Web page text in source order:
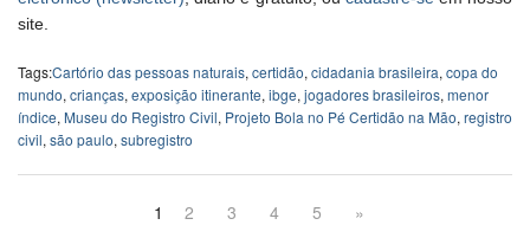
site.
Tags:Cartório das pessoas naturais, certidão, cidadania brasileira, copa do
mundo, crianças, exposição itinerante, ibge, jogadores brasileiros, menor
índice, Museu do Registro Civil, Projeto Bola no Pé Certidão na Mão, registro
civil, são paulo, subregistro
1 2 3 4 5 »